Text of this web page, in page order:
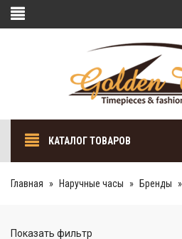
КАТАЛОГ ТОВАРОВ
Главная Наручные часы Бренды
Показать фильтр